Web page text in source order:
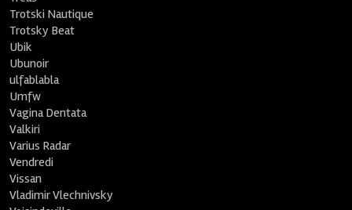
Trotski Nautique
Trotsky Beat
Ubik
Ubunoir
ulfablabla
Umfw
Vagina Dentata
Valkiri
Varius Radar
Vendredi
Vissan
Vladimir Vlechnivsky